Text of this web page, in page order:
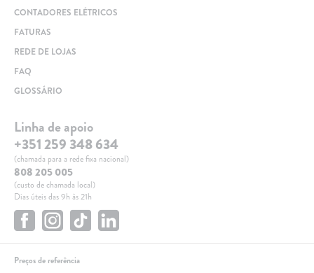
CONTADORES ELÉTRICOS
FATURAS
REDE DE LOJAS
FAQ
GLOSSÁRIO
Linha de apoio
+351 259 348 634
(chamada para a rede fixa nacional)
808 205 005
(custo de chamada local)
Dias úteis das 9h às 21h
Preços de referência